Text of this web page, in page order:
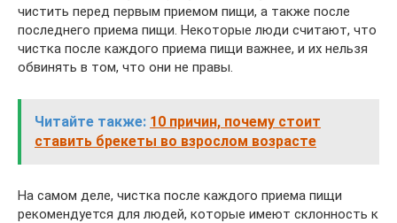
чистить перед первым приемом пищи, а также после
последнего приема пищи. Некоторые люди считают, что
чистка после каждого приема пищи важнее, и их нельзя
обвинять в том, что они не правы.
Читайте также: 10 причин, почему стоит
ставить брекеты во взрослом возрасте
На самом деле, чистка после каждого приема пищи
рекомендуется для людей, которые имеют склонность к